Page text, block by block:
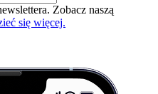
Zobacz naszą
się więcej.